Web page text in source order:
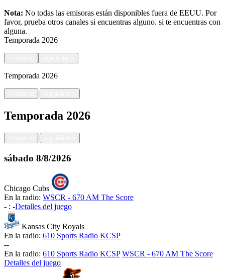
Nota: No todas las emisoras están disponibles fuera de EEUU. Por
favor, prueba otros canales si encuentras alguno. si te encuentras con
alguna.
Temporada 2026
Temporada 2026
|
Temporada 2026
|
sábado 8/8/2026
Chicago Cubs
En la radio: WSCR - 670 AM The Score
- : -Detalles del juego
Kansas City Royals
En la radio: 610 Sports Radio KCSP
--
En la radio: 610 Sports Radio KCSP WSCR - 670 AM The Score
Detalles del juego